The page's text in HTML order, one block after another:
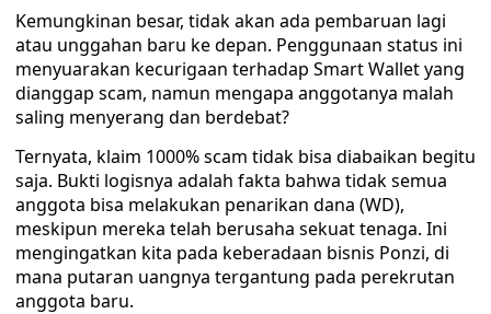
Kemungkinan besar, tidak akan ada pembaruan lagi
atau unggahan baru ke depan. Penggunaan status ini
menyuarakan kecurigaan terhadap Smart Wallet yang
dianggap scam, namun mengapa anggotanya malah
saling menyerang dan berdebat?
Ternyata, klaim 1000% scam tidak bisa diabaikan begitu
saja. Bukti logisnya adalah fakta bahwa tidak semua
anggota bisa melakukan penarikan dana (WD),
meskipun mereka telah berusaha sekuat tenaga. Ini
mengingatkan kita pada keberadaan bisnis Ponzi, di
mana putaran uangnya tergantung pada perekrutan
anggota baru.